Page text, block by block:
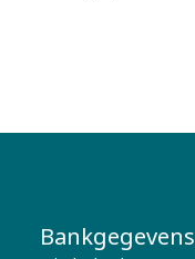
Bankgegevens